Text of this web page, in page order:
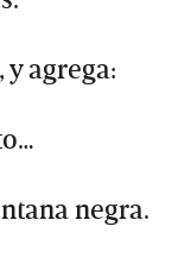
agrega:
negra.